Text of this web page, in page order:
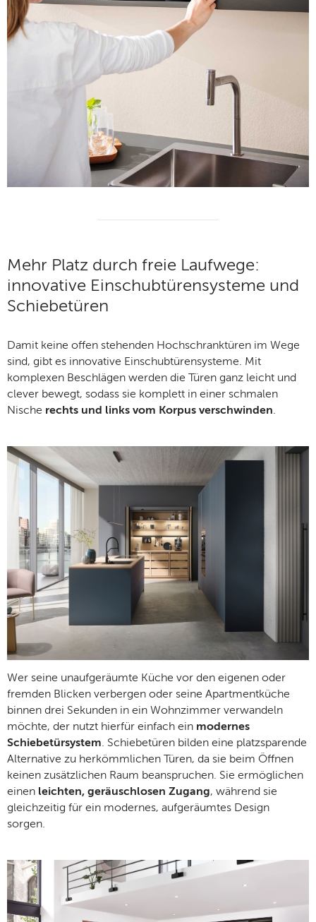
Mehr Platz durch freie Laufwege:
innovative Einschubtürensysteme und
Schiebetüren
Damit keine offen stehenden Hochschranktüren im Wege
sind, gibt es innovative Einschubtürensysteme. Mit
komplexen Beschlägen werden die Türen ganz leicht und
clever bewegt, sodass sie komplett in einer schmalen
Nische rechts und links vom Korpus verschwinden.
Wer seine unaufgeräumte Küche vor den eigenen oder
fremden Blicken verbergen oder seine Apartmentküche
binnen drei Sekunden in ein Wohnzimmer verwandeln
möchte, der nutzt hierfür einfach ein modernes
Schiebetürsystem. Schiebetüren bilden eine platzsparende
Alternative zu herkömmlichen Türen, da sie beim Öffnen
keinen zusätzlichen Raum beanspruchen. Sie ermöglichen
einen leichten, geräuschlosen Zugang, während sie
gleichzeitig für ein modernes, aufgeräumtes Design
sorgen.